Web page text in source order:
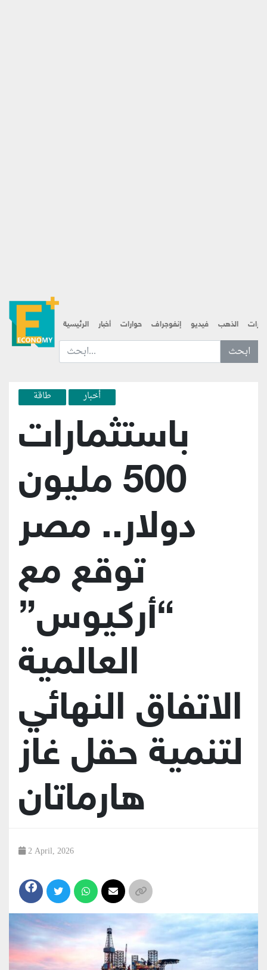
الرئيسية أخبار حوارات إنفوجراف فيديو الذهب
ابحث عن... :
طاقة أخبار
باستثمارات
500 مليون
دولار.. مصر
توقع مع
“أركيوس”
العالمية
الاتفاق النهائي
لتنمية حقل غاز
هارماتان
2 April, 2026